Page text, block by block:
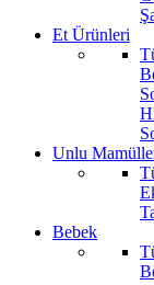
Et Ürünleri
Unlu
Bebek